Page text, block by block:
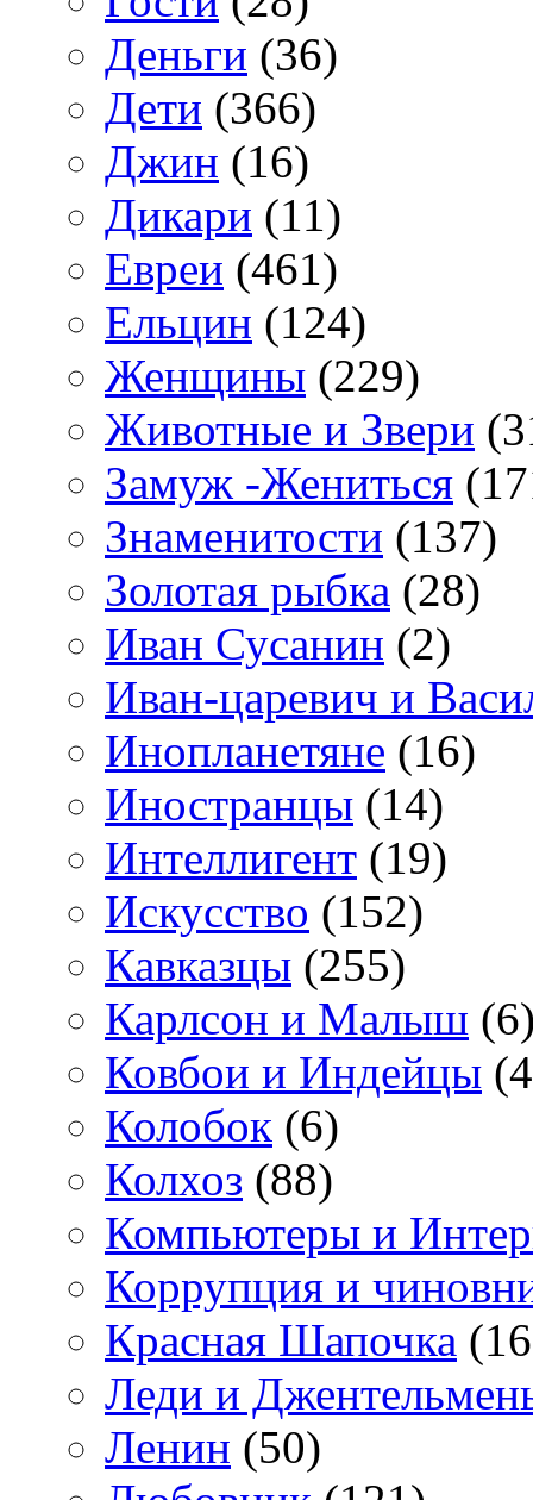
Деньги (36)
Дети (366)
Джин (16)
Дикари (11)
Евреи (461)
Ельцин (124)
Женщины (229)
Животные и Звери
Замуж -Жениться
Знаменитости (137)
Золотая рыбка (28)
Иван Сусанин (2)
Иван-царевич и
Инопланетяне (16)
Иностранцы (14)
Интеллигент (19)
Искусство (152)
Кавказцы (255)
Карлсон и Малыш
Ковбои и Индейцы
Колобок (6)
Колхоз (88)
Компьютеры и
Коррупция и
Красная Шапочка
Леди и
Ленин (50)